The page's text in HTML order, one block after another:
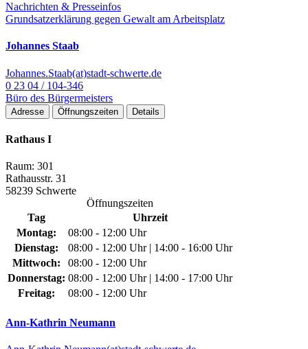
Nachrichten & Presseinfos
Grundsatzerklärung gegen Gewalt am Arbeitsplatz
Johannes Staab
Johannes.Staab(at)stadt-schwerte.de
0 23 04 / 104-346
Büro des Bürgermeisters
Adresse Öffnungszeiten Details
Rathaus I
Raum: 301
Rathausstr. 31
58239 Schwerte
Öffnungszeiten
Tag
Uhrzeit
Montag:
08:00 - 12:00 Uhr
Dienstag:
08:00 - 12:00 Uhr | 14:00 - 16:00 Uhr
Mittwoch:
08:00 - 12:00 Uhr
Donnerstag: 08:00 - 12:00 Uhr | 14:00 - 17:00 Uhr
Freitag:
08:00 - 12:00 Uhr
Ann-Kathrin Neumann